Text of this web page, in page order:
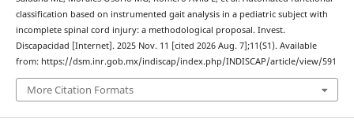
classification based on instrumented gait analysis in a pediatric subject with
incomplete spinal cord injury: a methodological proposal. Invest.
Discapacidad [Internet]. 2025 Nov. 11 [cited 2026 Aug. 7];11(S1). Available
from: https://dsm.inr.gob.mx/indiscap/index.php/INDISCAP/article/view/591
More Citation Formats